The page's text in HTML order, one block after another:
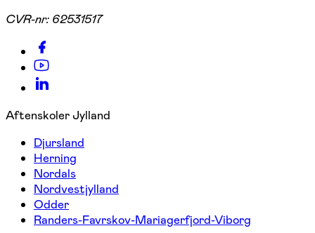
CVR-nr: 62531517
Aftenskoler Jylland
Djursland
Herning
Nordals
Nordvestjylland
Odder
Randers-Favrskov-Mariagerfjord-Viborg